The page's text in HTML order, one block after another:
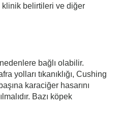
klinik belirtileri ve diğer
bağlı olabilir.
tıkanıklığı, Cushing
karaciğer hasarını
Bazı köpek